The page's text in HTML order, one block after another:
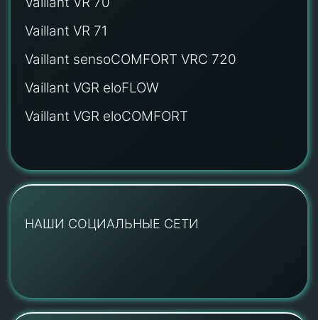
Vaillant VR 71
Vaillant sensoCOMFORT VRC 720
Vaillant VGR eloFLOW
Vaillant VGR eloCOMFORT
НАШИ СОЦИАЛЬНЫЕ СЕТИ